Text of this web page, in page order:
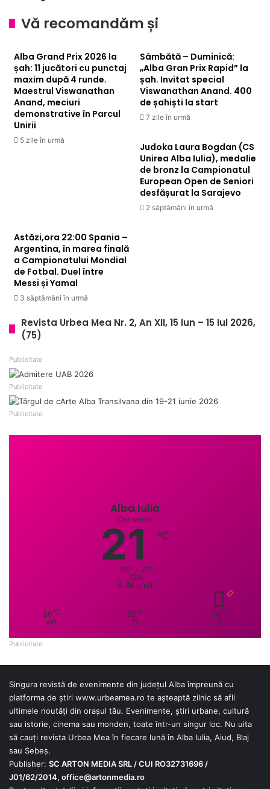
AVă recomandăm și
Alba Grand Prix 2026 la
șah: 11 jucători cu punctaj
maxim după 4 runde.
Maestrul Viswanathan
Anand, meciuri
demonstrative în Parcul
Unirii
5 zile în urmă
Sâmbătă – Duminică:
„Alba Gran Prix Rapid” la
șah. Invitat special
Viswanathan Anand. 400
de șahiști la start
7 zile în urmă
Judoka Laura Bogdan (CS
Unirea Alba Iulia), medalie
de bronz la Campionatul
European Open de Seniori
desfășurat la Sarajevo
2 săptămâni în urmă
Astăzi,ora 22:00 Spania –
Argentina, în marea finală
a Campionatului Mondial
de Fotbal. Duel între
Messi și Yamal
3 săptămâni în urmă
Revista Urbea Mea Nr. 2, An XII, 15 Iun – 15 Iul 2026,
(75)
Publicitate
Publicitate
Publicitate
Alba Iulia
Cer senin
21 ℃
36º - 21º
72%
0.38 km/h
36℃
vin
35℃
S
34℃
D
Publicitate
Singura revistă de evenimente din județul Alba împreună cu
platforma de știri www.urbeamea.ro te așteaptă zilnic să afli
ultimele noutăți din orașul tău. Evenimente, știri urbane, cultură
sau istorie, cinema sau monden, toate într-un singur loc. Nu uita
să cauți revista Urbea Mea în fiecare lună în Alba Iulia, Aiud, Blaj
sau Sebeș.
Publisher: SC ARTON MEDIA SRL / CUI RO32731696 /
J01/62/2014, office@artonmedia.ro